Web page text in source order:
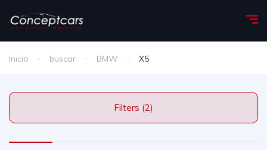
Inicio buscar BMW X5
Filters (2)